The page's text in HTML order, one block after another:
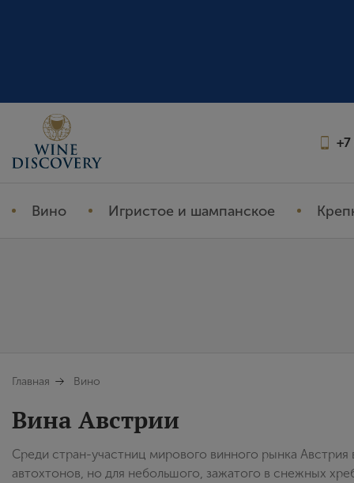
+7
Вино Игристое и шампанское
Главная Вино
Вина Австрии
Среди стран-участниц мирового винного рынка
автохтонов, но для небольшого, зажатого в снежных